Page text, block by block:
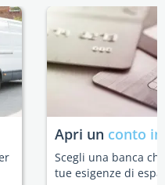
Apri un conto
Scegli una banca
tue esigenze di